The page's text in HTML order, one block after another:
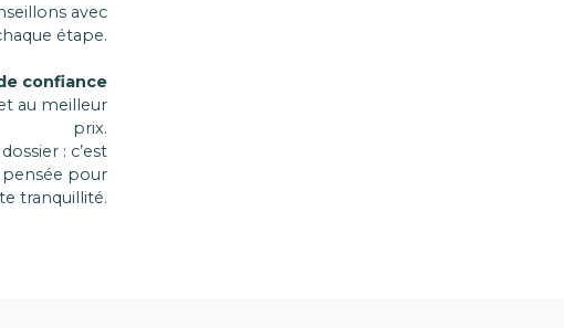
avec
étape.
confiance
au meilleur
prix.
: c’est
pensée pour
tranquillité.